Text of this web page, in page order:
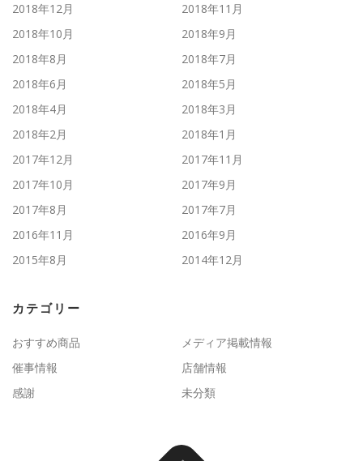
2018年12月
2018年11月
2018年10月
2018年9月
2018年8月
2018年7月
2018年6月
2018年5月
2018年4月
2018年3月
2018年2月
2018年1月
2017年12月
2017年11月
2017年10月
2017年9月
2017年8月
2017年7月
2016年11月
2016年9月
2015年8月
2014年12月
カテゴリー
おすすめ商品
メディア掲載情報
催事情報
店舗情報
感謝
未分類